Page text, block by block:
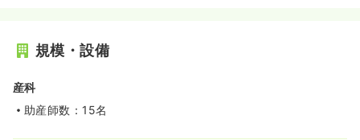
規模・設備
産科
助産師数：15名